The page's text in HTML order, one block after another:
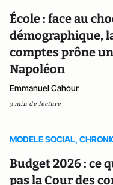
École : face au
démographique,
comptes prône
Napoléon
Emmanuel Cahour
3 min de lecture
MODELE SOCIAL,
Budget 2026 : ce
pas la Cour des